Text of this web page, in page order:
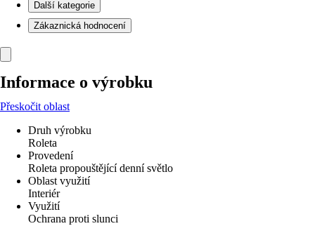
Další kategorie
Zákaznická hodnocení
Informace o výrobku
Přeskočit oblast
Druh výrobku
Roleta
Provedení
Roleta propouštějící denní světlo
Oblast využití
Interiér
Využití
Ochrana proti slunci